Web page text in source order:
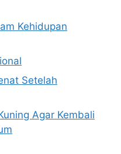
Kehidupan
Setelah
Agar Kembali